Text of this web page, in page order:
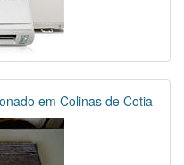
em Colinas de Cotia